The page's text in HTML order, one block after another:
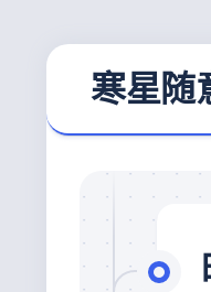
寒星随